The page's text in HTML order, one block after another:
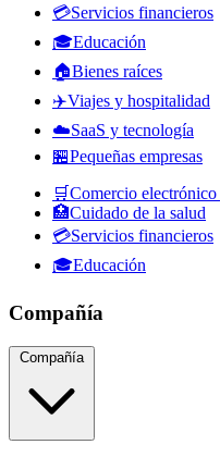
💳Servicios financieros
🎓Educación
🏠Bienes raíces
✈️Viajes y hospitalidad
☁️SaaS y tecnología
🏪Pequeñas empresas
🛒Comercio
🏥Cuidado de la salud
💳Servicios financieros
🎓Educación
Compañía
Compañía